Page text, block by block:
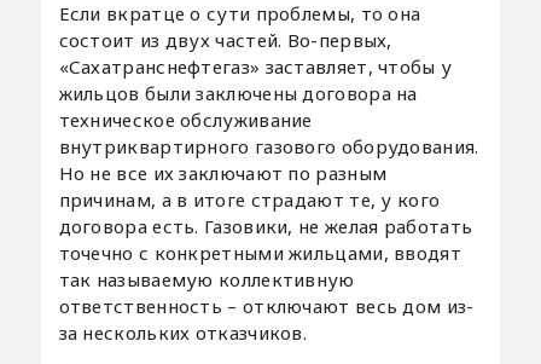
Если вкратце о сути проблемы, то она
состоит из двух частей. Во-первых,
«Сахатранснефтегаз» заставляет, чтобы у
жильцов были заключены договора на
техническое обслуживание
внутриквартирного газового оборудования.
Но не все их заключают по разным
причинам, а в итоге страдают те, у кого
договора есть. Газовики, не желая работать
точечно с конкретными жильцами, вводят
так называемую коллективную
ответственность – отключают весь дом из-
за нескольких отказчиков.